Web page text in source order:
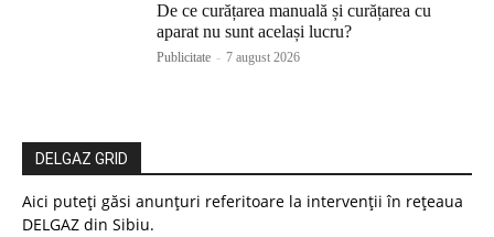
De ce curățarea manuală și curățarea cu
aparat nu sunt același lucru?
Publicitate - 7 august 2026
DELGAZ GRID
Aici puteți găsi anunțuri referitoare la intervenții în rețeaua
DELGAZ din Sibiu.